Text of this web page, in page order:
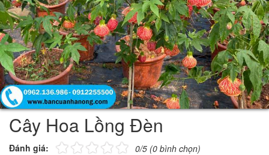
Cây Hoa Lồng Đèn
Đánh giá: 0/5 (0 bình chọn)